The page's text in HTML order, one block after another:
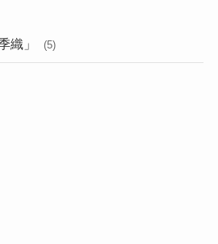
織」 (5)